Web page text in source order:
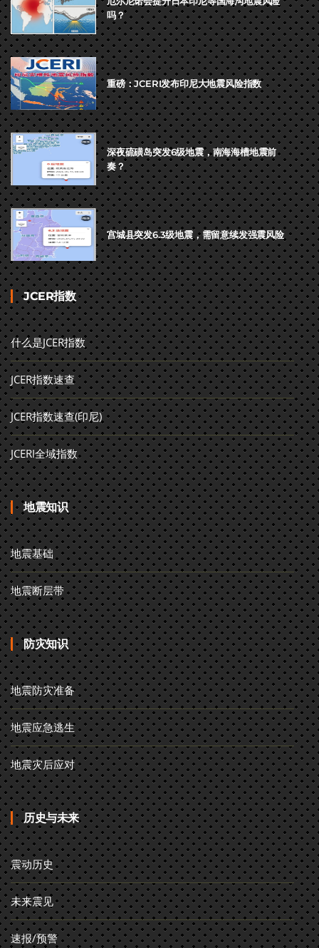
吗？
重磅：JCERI发布印尼大地震风险指数
深夜硫磺岛突发6级地震，南海海槽地震前
奏？
宫城县突发6.3级地震，需留意续发强震风险
JCER指数
什么是JCER指数
JCER指数速查
JCER指数速查(印尼)
JCERI全域指数
地震知识
地震基础
地震断层带
防灾知识
地震防灾准备
地震应急逃生
地震灾后应对
历史与未来
震动历史
未来震见
速报/预警